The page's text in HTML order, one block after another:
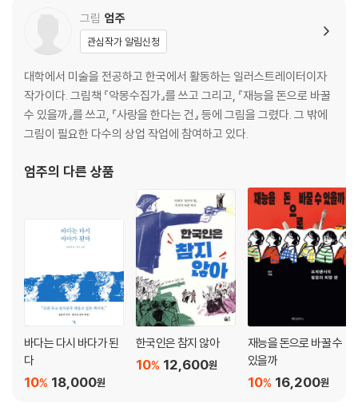
그림 엄주
관심작가 알림신청
대학에서 미술을 전공하고 한국에서 활동하는 일러스트레이터이자
작가이다. 그림책 『악몽수집가』를 쓰고 그리고, 『재능을 돈으로 바꿀
수 있을까』를 쓰고, 『사랑을 한다는 건』 등에 그림을 그렸다. 그 밖에
그림이 필요한 다수의 상업 작업에 참여하고 있다.
엄주의 다른 상품
바다는 다시 바다가 된
다
18,000원
10%
한국인은 참지 않아
12,600원
10%
재능을 돈으로 바꿀 수
있을까
16,200원
10%